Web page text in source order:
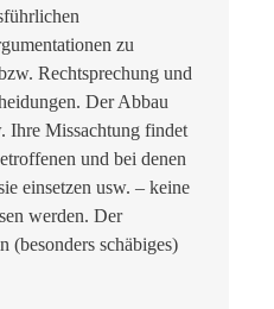
zu
Rechtsprechung und
Der Abbau
Ihre Missachtung findet
und bei denen
einsetzen usw. – keine
werden. Der
(besonders schäbiges)